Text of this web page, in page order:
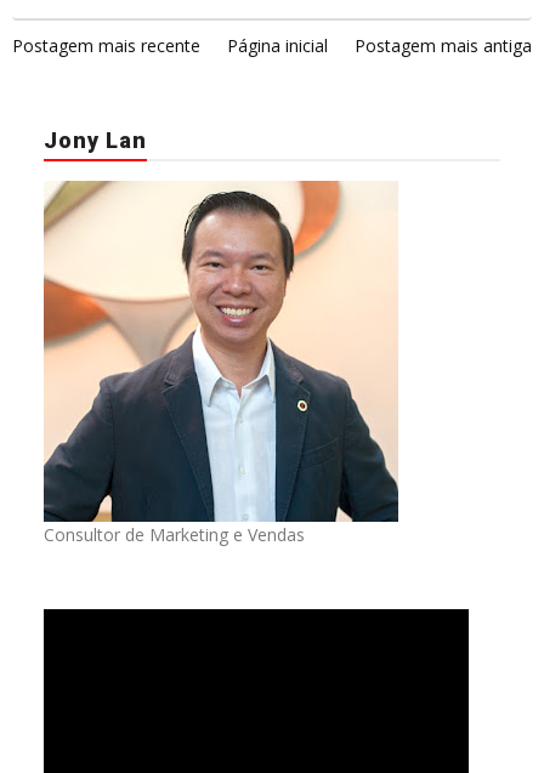
Postagem mais recente Página inicial Postagem mais antiga
Jony Lan
Consultor de Marketing e Vendas